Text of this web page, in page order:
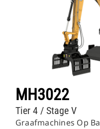
MH3022
Graafmachines Op
Tier 4 / Stage V